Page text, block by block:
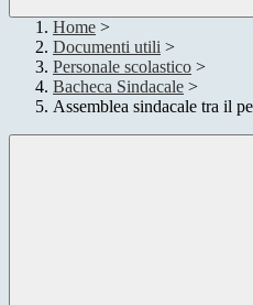
Home >
Documenti utili >
Personale scolastico >
Bacheca Sindacale >
Assemblea sindacale tra il